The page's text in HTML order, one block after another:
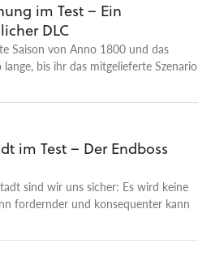
im Test – Ein
DLC
Saison von Anno 1800 und das
bis ihr das mitgelieferte Szenario
im Test – Der Endboss
sind wir uns sicher: Es wird keine
fordernder und konsequenter kann